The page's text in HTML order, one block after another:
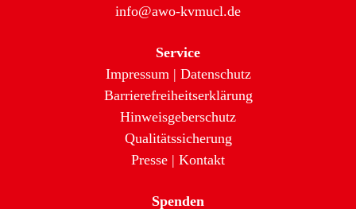
info@awo-kvmucl.de
Service
Impressum| Datenschutz
Barrierefreiheitserklärung
Hinweisgeberschutz
Qualitätssicherung
Presse | Kontakt
Spenden